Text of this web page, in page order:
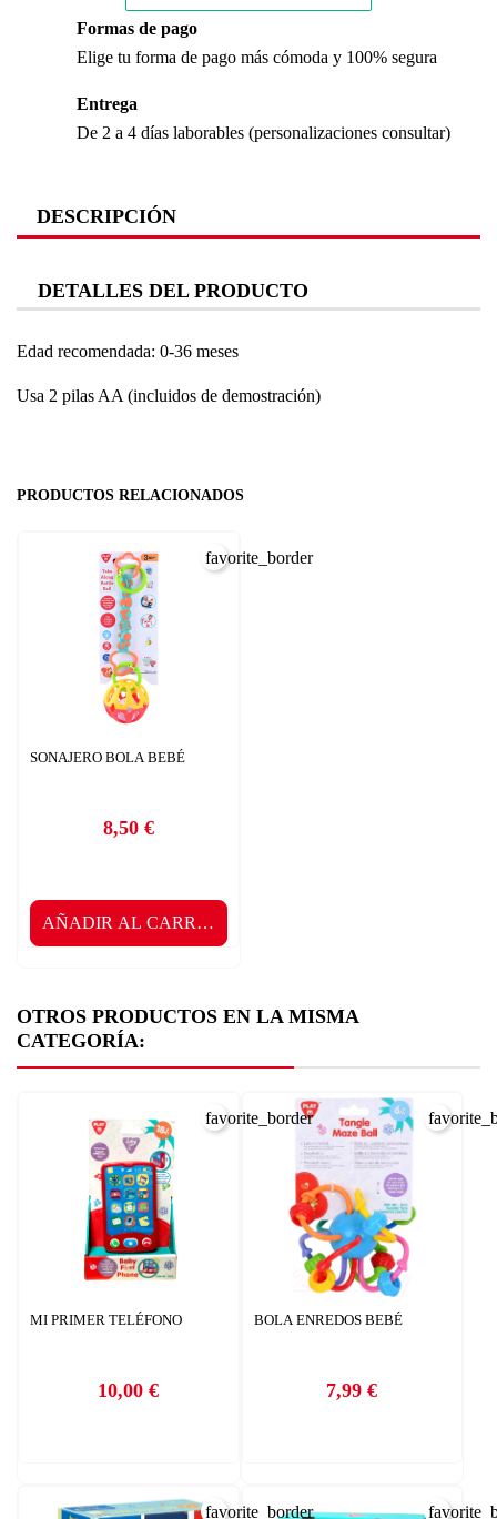
Formas de pago
Elige tu forma de pago más cómoda y 100% segura
Entrega
De 2 a 4 días laborables (personalizaciones consultar)
DESCRIPCIÓN
DETALLES DEL PRODUCTO
Edad recomendada: 0-36 meses
Usa 2 pilas AA (incluidos de demostración)
PRODUCTOS RELACIONADOS
SONAJERO BOLA BEBÉ
Precio
8,50 €
AÑADIR AL CARRITO
favorite_border
OTROS PRODUCTOS EN LA MISMA
CATEGORÍA:
MI PRIMER TELÉFONO
Precio
10,00 €
favorite_border
BOLA ENREDOS BEBÉ
Precio
7,99 €
favorite_border
CREAR LISTA DE DESEOS